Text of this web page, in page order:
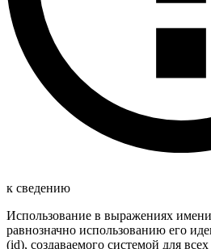
к сведению
Использование в выражениях имени
равнозначно использованию его
(id), создаваемого системой для